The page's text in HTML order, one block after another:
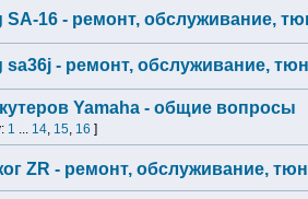
SA-16 - ремонт, обслуживание,
sa36j - ремонт, обслуживание,
Yamaha - общие вопросы
1 ... 14, 15, 16 ]
ZR - ремонт, обслуживание,